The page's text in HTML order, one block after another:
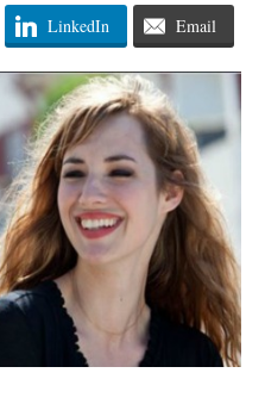
LinkedIn Email